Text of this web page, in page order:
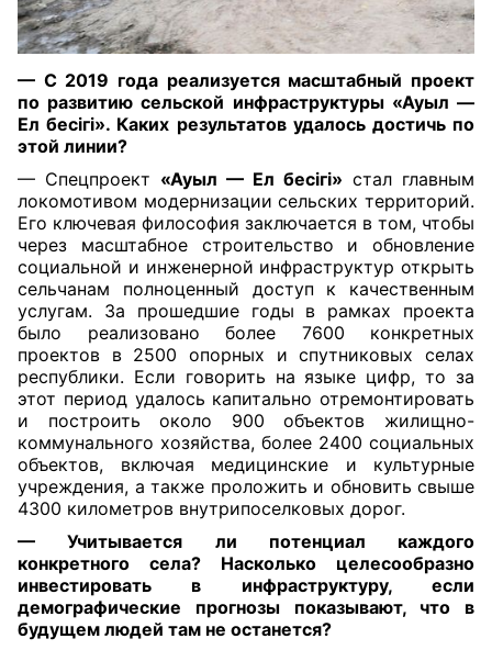
— С 2019 года реализуется масштабный проект
по развитию сельской инфраструктуры «Ауыл —
Ел бесігі». Каких результатов удалось достичь по
этой линии?
— Спецпроект «Ауыл — Ел бесігі» стал главным
локомотивом модернизации сельских территорий.
Его ключевая философия заключается в том, чтобы
через масштабное строительство и обновление
социальной и инженерной инфраструктур открыть
сельчанам полноценный доступ к качественным
услугам. За прошедшие годы в рамках проекта
было реализовано более 7600 конкретных
проектов в 2500 опорных и спутниковых селах
республики. Если говорить на языке цифр, то за
этот период удалось капитально отремонтировать
и построить около 900 объектов жилищно-
коммунального хозяйства, более 2400 социальных
объектов, включая медицинские и культурные
учреждения, а также проложить и обновить свыше
4300 километров внутрипоселковых дорог.
— Учитывается ли потенциал каждого
конкретного села? Насколько целесообразно
инвестировать в инфраструктуру, если
демографические прогнозы показывают, что в
будущем людей там не останется?